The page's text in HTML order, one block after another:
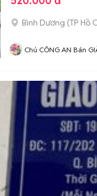
Bình Dương (TP Hồ
Chú CÔNG AN Bán